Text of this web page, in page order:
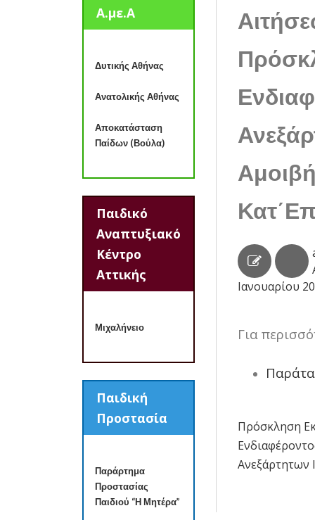
Ιανουαρίου
Για
άρθρων
Πρόσκληση
Ανεξάρτητων
Α.με.Α
Δυτικής Αθήνας
Ανατολικής Αθήνας
Αποκατάσταση
Παίδων (Βούλα)
Παιδικό
Αναπτυξιακό
Κέντρο
Αττικής
Μιχαλήνειο
Παιδική
Προστασία
Παράρτημα
Προστασίας
Παιδιού “Η Μητέρα”